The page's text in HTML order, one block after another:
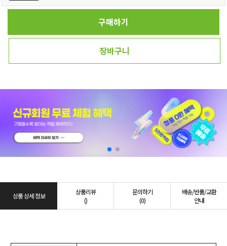
구매하기
장바구니
상품 상세 정보
상품리뷰
()
문의하기
(0)
배송/반품/교환
안내